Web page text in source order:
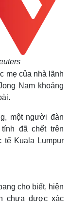
mẹ của nhà lãnh
Nam khoảng
một người đàn
đã chết trên
tế Kuala Lumpur
cho biết, hiện
chưa được xác